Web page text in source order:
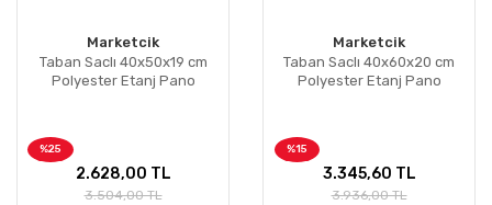
Marketcik
Taban Saclı 40x50x19 cm
Polyester Etanj Pano
%25
2.628,00 TL
3.504,00 TL
Marketcik
Taban Saclı 40x60x20 cm
Polyester Etanj Pano
%15
3.345,60 TL
3.936,00 TL